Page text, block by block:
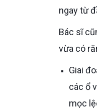
ngay từ
Bác sĩ cũng muốn Cô nắm rõ trình tự điều trị thông thường khi lập phác đồ tổng thể cho một bệnh nhân
vừa có
Giai đoạn chuẩn bị: chụp phim cắt lớp ba chiều CBCT toàn hàm, khám tổng quát, lấy vôi răng và điều trị
các ổ
mọc